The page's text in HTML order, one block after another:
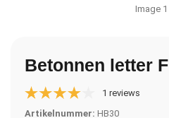
Image 1
Betonnen letter F
1 reviews
Artikelnummer: HB30